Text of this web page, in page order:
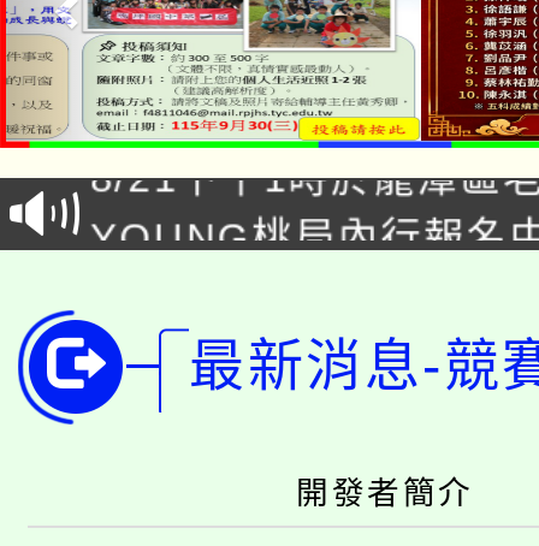
「本色祭」8/29、30
場熱烈登場!
8/21下午1時於龍潭區
徵才活動。
YOUNG桃局內行報名
開!
115年桃園市運動會8/
田徑場及游泳池舉行。
桃園市低收入戶享有免
視費優惠，中低收入戶
半價優惠，詳情可洽有
份教師增能研習
大溪自造教育及科技中
最新消息-競
開發者簡介